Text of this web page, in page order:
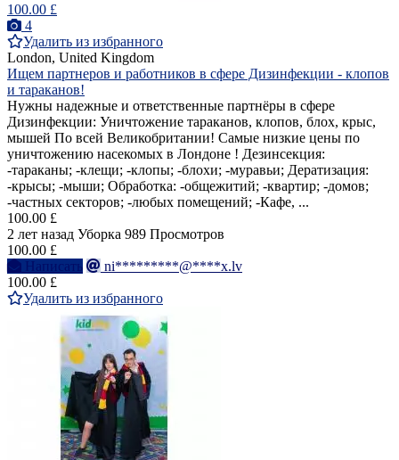
100.00 £
4
Удалить из избранного
London, United Kingdom
Ищем партнеров и работников в сфере Дизинфекции - клопов
и тараканов!
Нужны надежные и ответственные партнёры в сфере
Дизинфекции: Уничтожение тараканов, клопов, блох, крыс,
мышей По всей Великобритании! Самые низкие цены по
уничтожению насекомых в Лондоне ! Дезинсекция:
-тараканы; -клещи; -клопы; -блохи; -муравьи; Дератизация:
-крысы; -мыши; Обработка: -общежитий; -квартир; -домов;
-частных секторов; -любых помещений; -Кафе, ...
100.00 £
2 лет назад Уборка 989 Просмотров
100.00 £
Написать
ni*********@****x.lv
100.00 £
Удалить из избранного